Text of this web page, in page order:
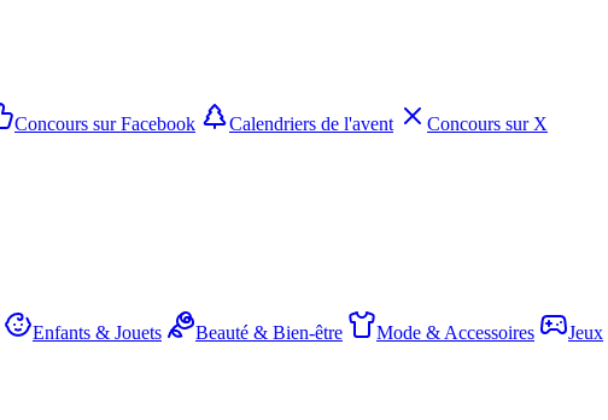
Concours sur Facebook Calendriers de l'avent
Concours sur X
Enfants & Jouets Beauté & Bien-être Mode & Accessoires
Jeux